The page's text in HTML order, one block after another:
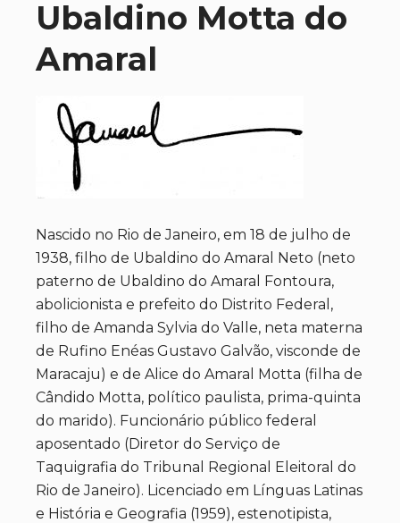
Ubaldino Motta do
Amaral
Nascido no Rio de Janeiro, em 18 de julho de
1938, filho de Ubaldino do Amaral Neto (neto
paterno de Ubaldino do Amaral Fontoura,
abolicionista e prefeito do Distrito Federal,
filho de Amanda Sylvia do Valle, neta materna
de Rufino Enéas Gustavo Galvão, visconde de
Maracaju) e de Alice do Amaral Motta (filha de
Cândido Motta, político paulista, prima-quinta
do marido). Funcionário público federal
aposentado (Diretor do Serviço de
Taquigrafia do Tribunal Regional Eleitoral do
Rio de Janeiro). Licenciado em Línguas Latinas
e História e Geografia (1959), estenotipista,